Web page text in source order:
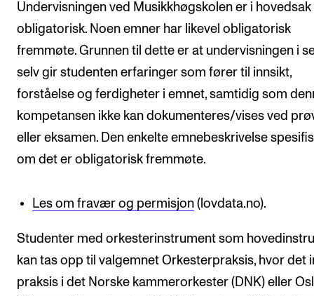
Undervisningen ved Musikkhøgskolen er i hovedsak
obligatorisk. Noen emner har likevel obligatorisk
fremmøte. Grunnen til dette er at undervisningen i
selv gir studenten erfaringer som fører til innsikt,
forståelse og ferdigheter i emnet, samtidig som
kompetansen ikke kan dokumenteres/vises ved
eller eksamen. Den enkelte emnebeskrivelse
om det er obligatorisk fremmøte.
Les om fravær og permisjon (lovdata.no).
Studenter med orkesterinstrument som
kan tas opp til valgemnet Orkesterpraksis, hvor det
praksis i det Norske kammerorkester (DNK) eller